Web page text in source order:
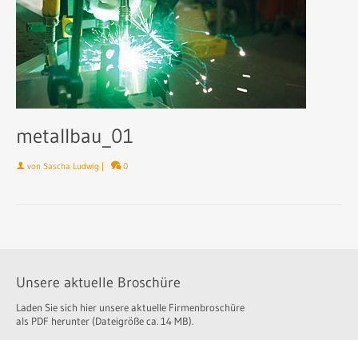
metallbau_01
von Sascha Ludwig | 0
Unsere aktuelle Broschüre
Laden Sie sich hier unsere aktuelle Firmenbroschüre
als PDF herunter (Dateigröße ca. 14 MB).